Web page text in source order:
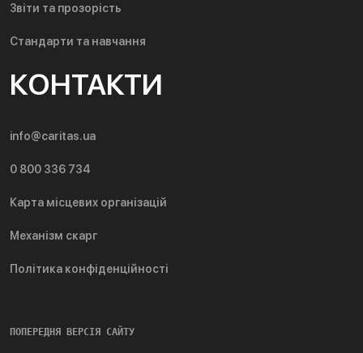
Звіти та прозорість
Стандарти та навчання
КОНТАКТИ
info@caritas.ua
0 800 336 734
Карта місцевих організацій
Механізм скарг
Політика конфіденційності
ПОПЕРЕДНЯ ВЕРСІЯ САЙТУ